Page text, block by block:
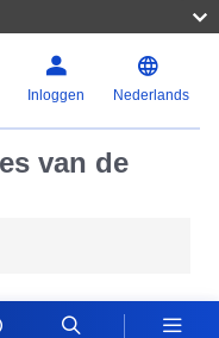
Inloggen Nederlands
van de